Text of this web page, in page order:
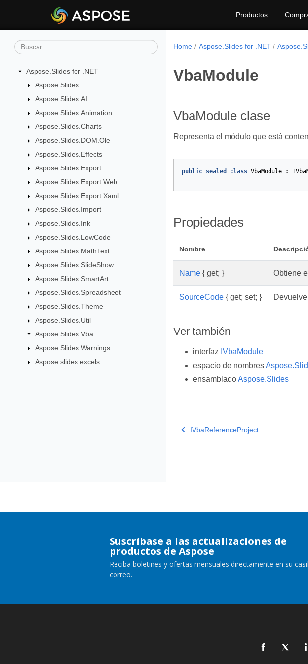
Productos
Aspose.Slides for .NET
Aspose.Slides
Aspose.Slides.AI
Aspose.Slides.Animation
Aspose.Slides.Charts
Aspose.Slides.DOM.Ole
Aspose.Slides.Effects
Aspose.Slides.Export
Aspose.Slides.Export.Web
Aspose.Slides.Export.Xaml
Aspose.Slides.Import
Aspose.Slides.Ink
Aspose.Slides.LowCode
Aspose.Slides.MathText
Aspose.Slides.SlideShow
Aspose.Slides.SmartArt
Aspose.Slides.Spreadsheet
Aspose.Slides.Theme
Aspose.Slides.Util
Aspose.Slides.Vba
Aspose.Slides.Warnings
Aspose.slides.excels
Home Aspose.Slides for .NET
VbaModule
VbaModule clase
Representa el módulo que está
public sealed class VbaModule :
Propiedades
Nombre
Name { get; } Obtiene
SourceCode { get; set; }
Ver también
interfaz IVbaModule
espacio de nombres
ensambladoAspose.Slides
IVbaReferenceProject
Suscríbase a las actualizaciones de
productos de Aspose
Reciba boletines y ofertas mensuales directamente en su
correo.